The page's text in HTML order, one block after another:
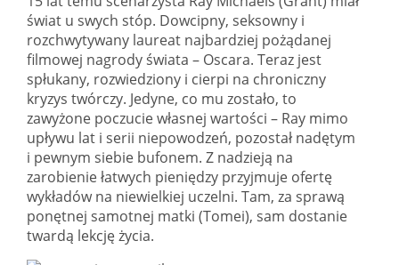
świat u swych stóp. Dowcipny, seksowny i
rozchwytywany laureat najbardziej pożądanej
filmowej nagrody świata – Oscara. Teraz jest
spłukany, rozwiedziony i cierpi na chroniczny
kryzys twórczy. Jedyne, co mu zostało, to
zawyżone poczucie własnej wartości – Ray mimo
upływu lat i serii niepowodzeń, pozostał nadętym
i pewnym siebie bufonem. Z nadzieją na
zarobienie łatwych pieniędzy przyjmuje ofertę
wykładów na niewielkiej uczelni. Tam, za sprawą
ponętnej samotnej matki (Tomei), sam dostanie
twardą lekcję życia.